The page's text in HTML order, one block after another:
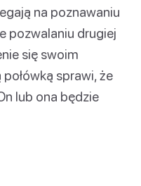
na poznawaniu
pozwalaniu drugiej
się swoim
sprawi, że
lub ona będzie